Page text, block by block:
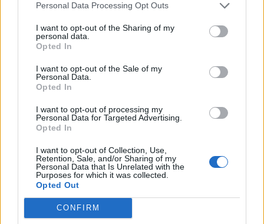
Personal Data Processing Opt Outs
I want to opt-out of the Sharing of my
personal data.
Opted In
I want to opt-out of the Sale of my
Personal Data.
Opted In
I want to opt-out of processing my
Personal Data for Targeted Advertising.
Opted In
I want to opt-out of Collection, Use,
Retention, Sale, and/or Sharing of my
Personal Data that Is Unrelated with the
Purposes for which it was collected.
Opted Out
CONFIRM
κεφαλής. Επιπλέον, μία από τις πιο κοινές αιτίες της
απώλειας τριχών είναι το αποτέλεσμα της
ανεπάρκειας σιδήρου και χαμηλών επιπέδων
φερριτίνης στον οργανισμό. Η υγιεινή διατροφή, η
πρόσληψη επαρκούς σιδήρου και πρωτεϊνών και η
φροντίδα της γενικής υγείας σας θα βοηθήσουν στην
την τριχόπτωση και συχνά θα βελτιώσουν τη γενική
εμφάνιση των μαλλιών σας»
http://www.express.co.uk